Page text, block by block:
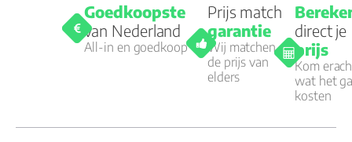
Goedkoopste
van Nederland
All-in en goedkoop
Prijs match
garantie
Wij matchen
de prijs van
elders
direct je
prijs
Kom
wat het
kosten